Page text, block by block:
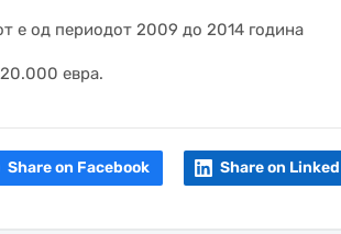
е од периодот 2009 до 2014 година
евра.
Share on Facebook Share on